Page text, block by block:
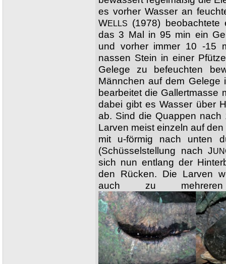
es vorher Wasser an
WELLS
(1978) beobachtete
das 3 Mal in 95 min ein
und vorher immer 10 -15
nassen Stein in einer
Gelege zu befeuchten
Männchen auf dem Gelege
bearbeitet die Gallertmasse
dabei gibt es Wasser über
ab. Sind die Quappen nach
Larven meist einzeln auf
mit u-förmig nach unten
(Schüsselstellung nach J
sich nun entlang der
den Rücken. Die Larven
auch zu